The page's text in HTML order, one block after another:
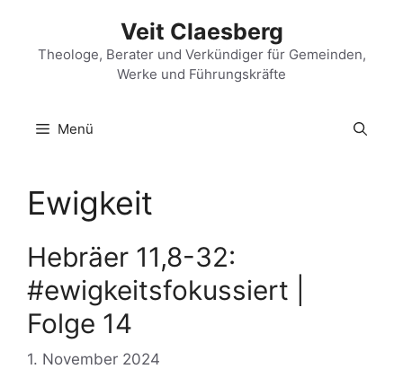
springen
Veit Claesberg
Theologe, Berater und Verkündiger für Gemeinden,
Werke und Führungskräfte
Menü
Ewigkeit
Hebräer 11,8-32:
#ewigkeitsfokussiert |
Folge 14
1. November 2024